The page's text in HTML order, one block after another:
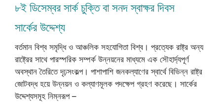
৮ই ডিসেম্বর সার্ক চুক্তি বা সনদ স্বাক্ষর দিবস
সার্কের উদ্দেশ্য
বর্তমান বিশ্ব সমৃদ্ধি ও আঞ্চলিক সহযোগিতা বিশ্ব। প্রত্যেক রাষ্ট্র অন্য
রাষ্ট্রের সাথে পারস্পরিক সম্পর্ক উন্নয়নের মাধ্যমে এক সৌহার্দ্যপূর্ণ
অবস্থান তৈরিতে দৃঢ়সংকল্প। পাশাপাশি জনকল্যাণের স্বার্থে বিভিন্ন রাষ্ট্র
জোটবদ্ধ হয়ে উন্নয়ন ও কল্যাণমূলক পদক্ষেপ গ্রহণ করেছে। সার্কের
উদ্দেশ্যসমূহ নিম্নরূপ –